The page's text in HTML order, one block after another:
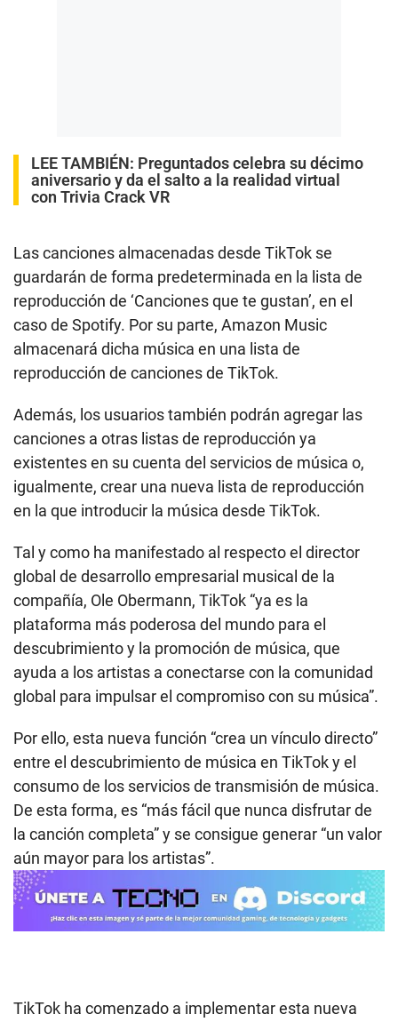
LEE TAMBIÉN: Preguntados celebra su décimo
aniversario y da el salto a la realidad virtual
con Trivia Crack VR
Las canciones almacenadas desde TikTok se
guardarán de forma predeterminada en la lista de
reproducción de ‘Canciones que te gustan’, en el
caso de Spotify. Por su parte, Amazon Music
almacenará dicha música en una lista de
reproducción de canciones de TikTok.
Además, los usuarios también podrán agregar las
canciones a otras listas de reproducción ya
existentes en su cuenta del servicios de música o,
igualmente, crear una nueva lista de reproducción
en la que introducir la música desde TikTok.
Tal y como ha manifestado al respecto el director
global de desarrollo empresarial musical de la
compañía, Ole Obermann, TikTok “ya es la
plataforma más poderosa del mundo para el
descubrimiento y la promoción de música, que
ayuda a los artistas a conectarse con la comunidad
global para impulsar el compromiso con su música”.
Por ello, esta nueva función “crea un vínculo directo”
entre el descubrimiento de música en TikTok y el
consumo de los servicios de transmisión de música.
De esta forma, es “más fácil que nunca disfrutar de
la canción completa” y se consigue generar “un valor
aún mayor para los artistas”.
TikTok ha comenzado a implementar esta nueva